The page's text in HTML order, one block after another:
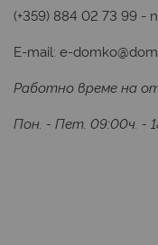
(+359) 884 02 73 99 -
E-mail: e-
Работно време на
Пон. - Пет. 09:00ч. -